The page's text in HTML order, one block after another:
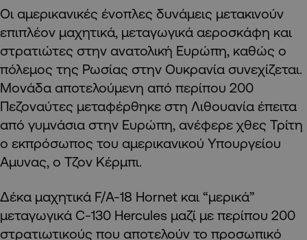
Οι αμερικανικές ένοπλες δυνάμεις μετακινούν
επιπλέον μαχητικά, μεταγωγικά αεροσκάφη και
στρατιώτες στην ανατολική Ευρώπη, καθώς ο
πόλεμος της Ρωσίας στην Ουκρανία συνεχίζεται.
Μονάδα αποτελούμενη από περίπου 200
Πεζοναύτες μεταφέρθηκε στη Λιθουανία έπειτα
από γυμνάσια στην Ευρώπη, ανέφερε χθες Τρίτη
ο εκπρόσωπος του αμερικανικού Υπουργείου
Αμυνας, ο Τζον Κέρμπι.
Δέκα μαχητικά F/A-18 Hornet και “μερικά”
μεταγωγικά C-130 Hercules μαζί με περίπου 200
στρατιωτικούς που αποτελούν το προσωπικό